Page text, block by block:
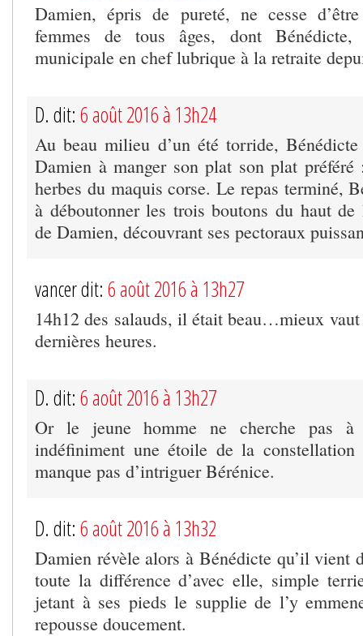
Damien, épris de pureté, ne cesse
femmes de tous âges, dont Bénédicte,
municipale en chef lubrique à la retraite
D. dit: 6 août 2016 à 13h24
Au beau milieu d’un été torride,
Damien à manger son plat son plat préféré
herbes du maquis corse. Le repas terminé,
à déboutonner les trois boutons du haut de
de Damien, découvrant ses pectoraux
vancer dit: 6 août 2016 à 13h27
14h12 des salauds, il était beau…mieux vaut
dernières heures.
D. dit: 6 août 2016 à 13h27
Or le jeune homme ne cherche pas à
indéfiniment une étoile de la
manque pas d’intriguer Bérénice.
D. dit: 6 août 2016 à 13h32
Damien révèle alors à Bénédicte qu’il vient
toute la différence d’avec elle, simple
jetant à ses pieds le supplie de l’y
repousse doucement.